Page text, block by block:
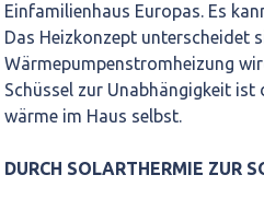
Einfamilienhaus Europas. Es
Das Heizkonzept unterscheidet
Wärmepumpenstromheizung
Schüssel zur Unabhängigkeit
wärme im Haus selbst.
DURCH SOLARTHERMIE ZUR